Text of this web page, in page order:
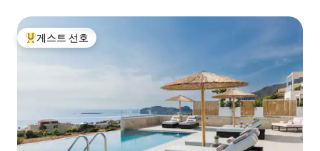
상위 게스트 선호
게스트 선호